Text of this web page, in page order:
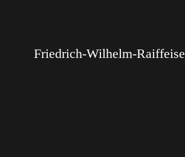
Friedrich-Wilhelm-